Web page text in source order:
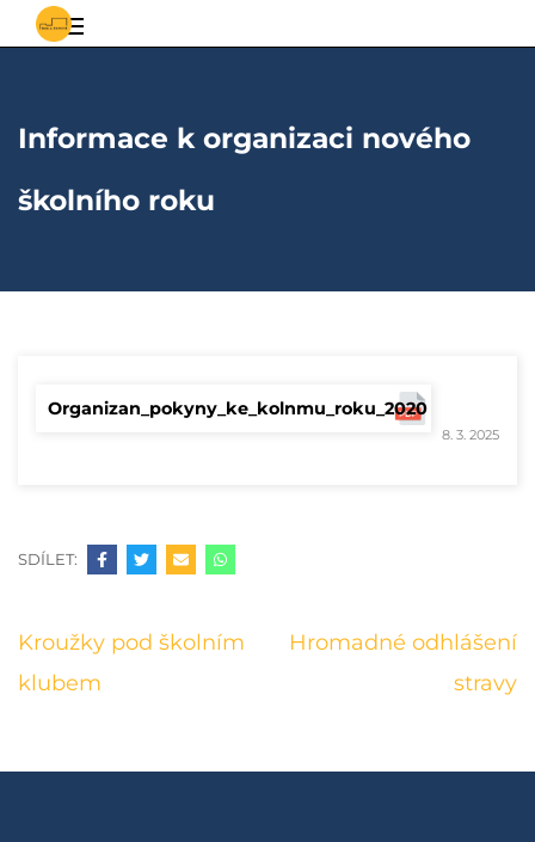
mateřská
škola
Informace k organizaci nového
školního roku
Organizan_pokyny_ke_kolnmu_roku_2020
8. 3. 2025
SDÍLET:
Navigace
pro
Kroužky pod školním
klubem
Hromadné odhlášení
stravy